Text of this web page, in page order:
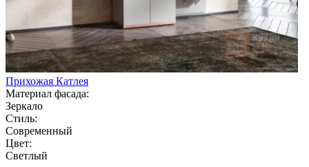
Прихожая Катлея
Материал фасада:
Зеркало
Стиль:
Современный
Цвет:
Светлый